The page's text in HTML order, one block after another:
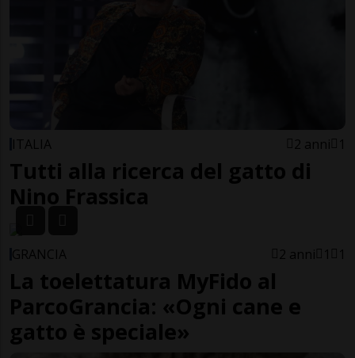
ITALIA 2 anni 1
Tutti alla ricerca del gatto di
Nino Frassica
GRANCIA 2 anni 1 1
La toelettatura MyFido al
ParcoGrancia: «Ogni cane e
gatto è speciale»